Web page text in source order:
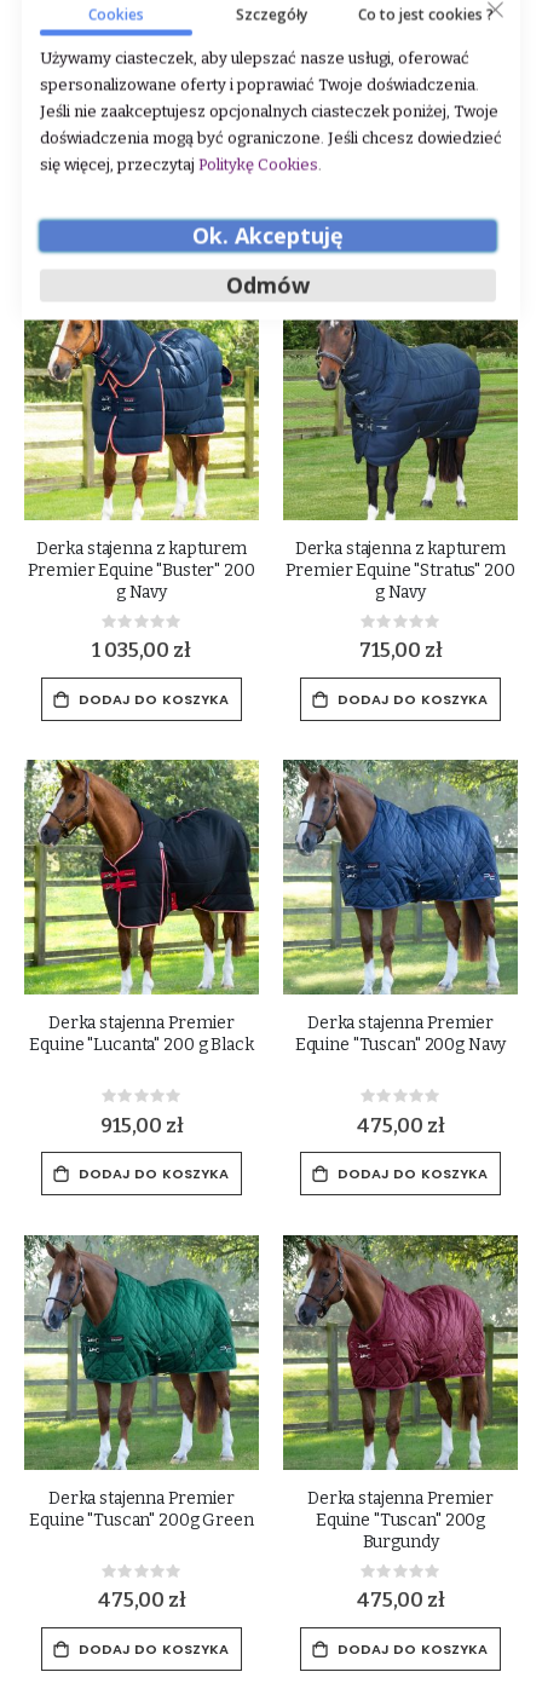
Derka stajenna z kapturem
Premier Equine "Hydra" 200 g
Green
Rating:
0%
1 010,00 zł
DODAJ DO KOSZYKA
Derka stajenna z kapturem
Premier Equine "Buster" 200
g Black
DODAJ DO KOSZYKA
Derka stajenna z kapturem
Premier Equine "Buster" 200
g Navy
Rating:
0%
1 035,00 zł
DODAJ DO KOSZYKA
Derka stajenna z kapturem
Premier Equine "Stratus" 200
g Navy
Rating:
0%
715,00 zł
DODAJ DO KOSZYKA
Derka stajenna Premier
Equine "Lucanta" 200 g Black
Rating:
0%
915,00 zł
DODAJ DO KOSZYKA
Derka stajenna Premier
Equine "Tuscan" 200g Navy
Rating:
0%
475,00 zł
DODAJ DO KOSZYKA
Derka stajenna Premier
Equine "Tuscan" 200g Green
Rating:
0%
475,00 zł
DODAJ DO KOSZYKA
Derka stajenna Premier
Equine "Tuscan" 200g
Burgundy
Rating:
0%
475,00 zł
DODAJ DO KOSZYKA
Cookies Szczegóły Co to jest cookies ?
Używamy ciasteczek, aby ulepszać nasze usługi, oferować
spersonalizowane oferty i poprawiać Twoje doświadczenia.
Jeśli nie zaakceptujesz opcjonalnych ciasteczek poniżej, Twoje
doświadczenia mogą być ograniczone. Jeśli chcesz dowiedzieć
się więcej, przeczytaj Politykę Cookies.
Ok. Akceptuję
Odmów